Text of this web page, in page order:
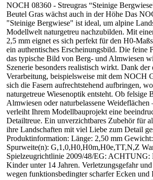
NOCH 08360 - Streugras “Steinige
Beutel Gras wächst auch in der Höhe Das
"Steinige Bergwiese" ist ideal, um alpine
Modellwelt naturgetreu nachzubilden. Mit
2,5 mm eignet es sich perfekt für den H0-
ein authentisches Erscheinungsbild. Die feine
das typische Bild von Berg- und Almwiesen
Szenerie besonders realistisch wirkt. Dank der
Verarbeitung, beispielsweise mit dem NOCH
sich die Fasern aufrechtstehend aufbringen,
naturgetreue Wiesenoptik entsteht. Ob felsige
Almwiesen oder naturbelassene Weideflächen
verleiht Ihrem Modellbauprojekt eine
Detailtreue. Ein unverzichtbares Zubehör für
ihre Landschaften mit viel Liebe zum Detail
Produktinformation: Länge: 2,50 mm
Spurweite(n): G,1,0,H0,H0m,H0e,TT,N,Z
Spielzeugrichtlinie 2009/48/EG: ACHTUNG:
Kinder unter 14 Jahren. Verletzungsgefahr
wegen funktionsbedingter scharfer Ecken und